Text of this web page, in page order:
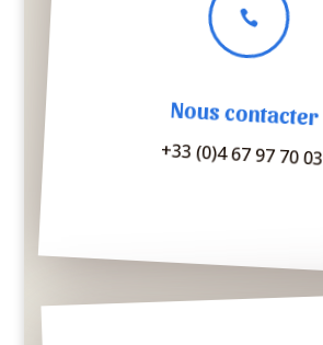

Nous contacter
+33 (0)4 67 97 70 03